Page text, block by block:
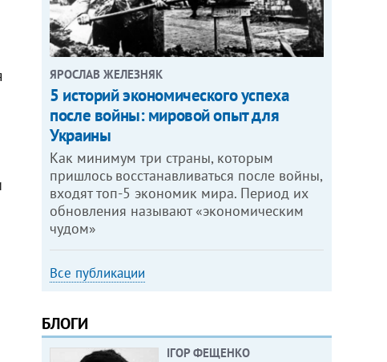
ЯРОСЛАВ ЖЕЛЕЗНЯК
5 историй экономического успеха
после войны: мировой опыт для
Украины
Как минимум три страны, которым
пришлось восстанавливаться после войны,
входят топ-5 экономик мира. Период их
обновления называют «экономическим
чудом»
Все публикации
БЛОГИ
ІГОР ФЕЩЕНКО